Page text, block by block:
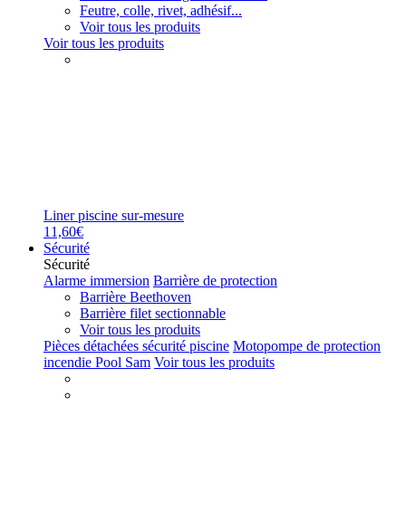
Feutre, colle, rivet, adhésif...
Voir tous les produits
Voir tous les produits
Liner piscine sur-mesure
11,60€
Sécurité
Sécurité
Alarme immersion Barrière de protection
Barrière Beethoven
Barrière filet sectionnable
Voir tous les produits
Pièces détachées sécurité piscine Motopompe de protection
incendie Pool Sam Voir tous les produits